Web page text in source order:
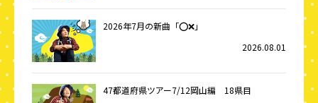
2026年7月の新曲「⭕️❌」
2026.08.01
47都道府県ツアー7/12岡山編 18県目